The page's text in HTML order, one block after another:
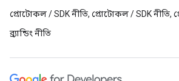
প্রোটোকল / SDK নীতি, প্রোটোকল / SDK নীতি,
ব্র্যান্ডিং নীতি